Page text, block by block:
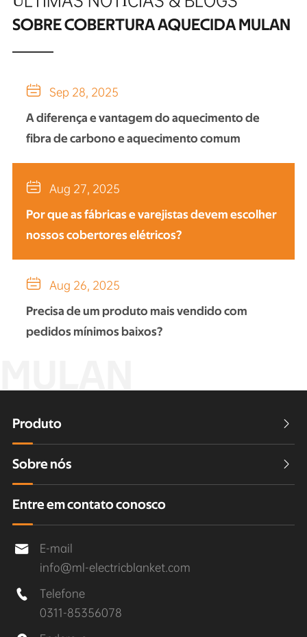
SOBRE COBERTURA AQUECIDA MULAN
 Sep 28, 2025
A diferença e vantagem do aquecimento de
fibra de carbono e aquecimento comum
 Aug 27, 2025
Por que as fábricas e varejistas devem escolher
nossos cobertores elétricos?
 Aug 26, 2025
Precisa de um produto mais vendido com
pedidos mínimos baixos?
Produto 
Sobre nós 
Entre em contato conosco

E-mail
info@ml-electricblanket.com

Telefone
0311-85356078